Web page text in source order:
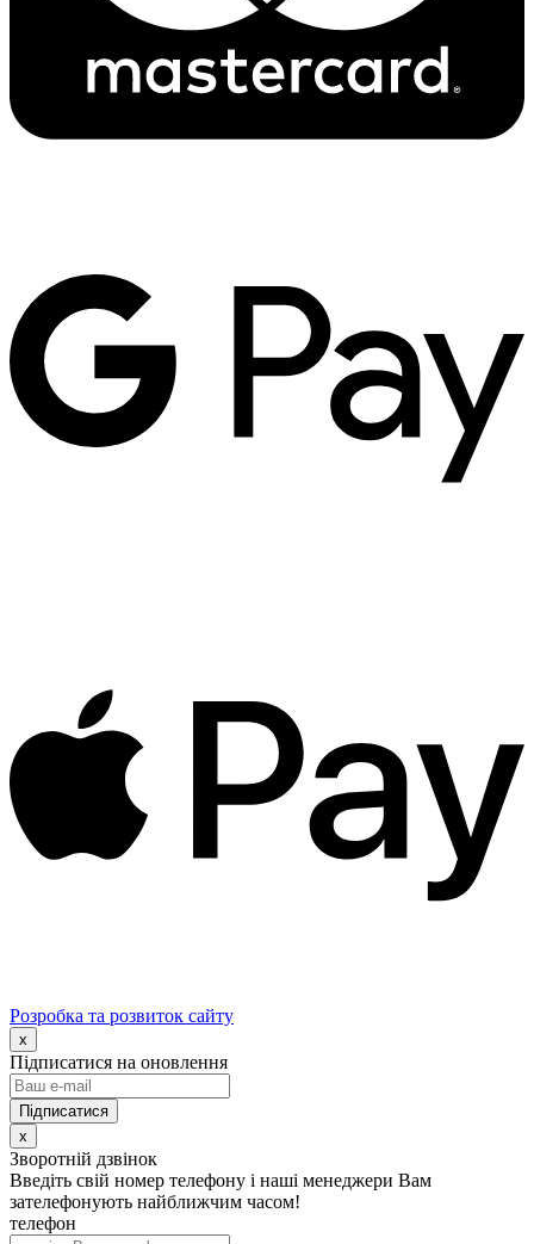
Розробка та розвиток сайту
x
Підписатися на оновлення
x
Зворотній дзвінок
Введіть свій номер телефону і наші менеджери Вам
зателефонують найближчим часом!
телефон